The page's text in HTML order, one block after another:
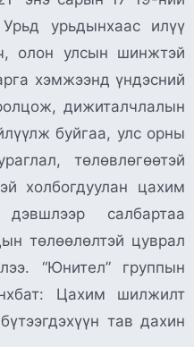
урьдынхаас илүү
олон улсын шинжтэй
хэмжээнд үндэсний
дижиталчлалын
буйгаа, улс орны
төлөвлөгөөтэй
холбогдуулан цахим
салбартаа
төлөөлөлтэй цуврал
“Юнител” группын
Цахим шилжилт
тав дахин